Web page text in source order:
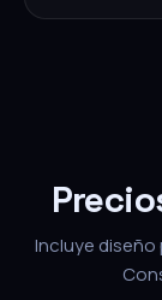
Incluye diseño